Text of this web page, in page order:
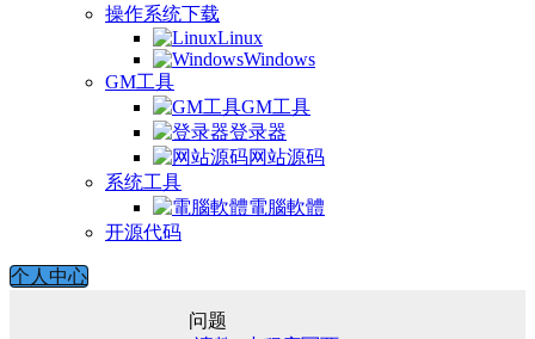
操作系统下载
Linux
Windows
GM工具
GM工具
登录器
网站源码
系统工具
電腦軟體
开源代码
个人中心
问题